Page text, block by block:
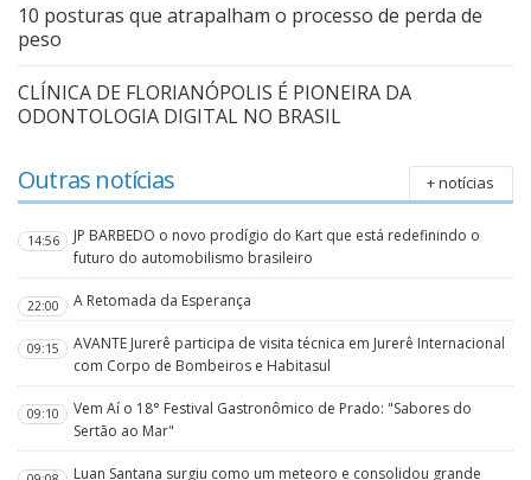
10 posturas que atrapalham o processo de perda de
peso
CLÍNICA DE FLORIANÓPOLIS É PIONEIRA DA
ODONTOLOGIA DIGITAL NO BRASIL
Outras notícias + notícias
14:56
JP BARBEDO o novo prodígio do Kart que está redefinindo o
futuro do automobilismo brasileiro
22:00 A Retomada da Esperança
09:15
AVANTE Jurerê participa de visita técnica em Jurerê Internacional
com Corpo de Bombeiros e Habitasul
09:10
Vem Aí o 18° Festival Gastronômico de Prado: "Sabores do
Sertão ao Mar"
Luan Santana surgiu como um meteoro e consolidou grande